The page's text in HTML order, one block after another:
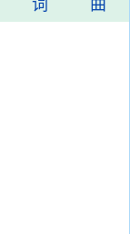
词 曲